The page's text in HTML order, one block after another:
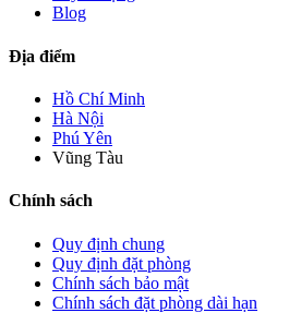
Blog
Địa điểm
Hồ Chí Minh
Hà Nội
Phú Yên
Vũng Tàu
Chính sách
Quy định chung
Quy định đặt phòng
Chính sách bảo mật
Chính sách đặt phòng dài hạn